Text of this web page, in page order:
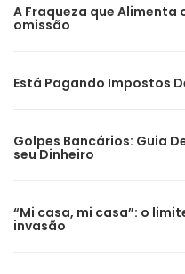
A Fraqueza que Alimenta
omissão
Está Pagando Impostos
Golpes Bancários: Guia
seu Dinheiro
“Mi casa, mi casa”: o
invasão